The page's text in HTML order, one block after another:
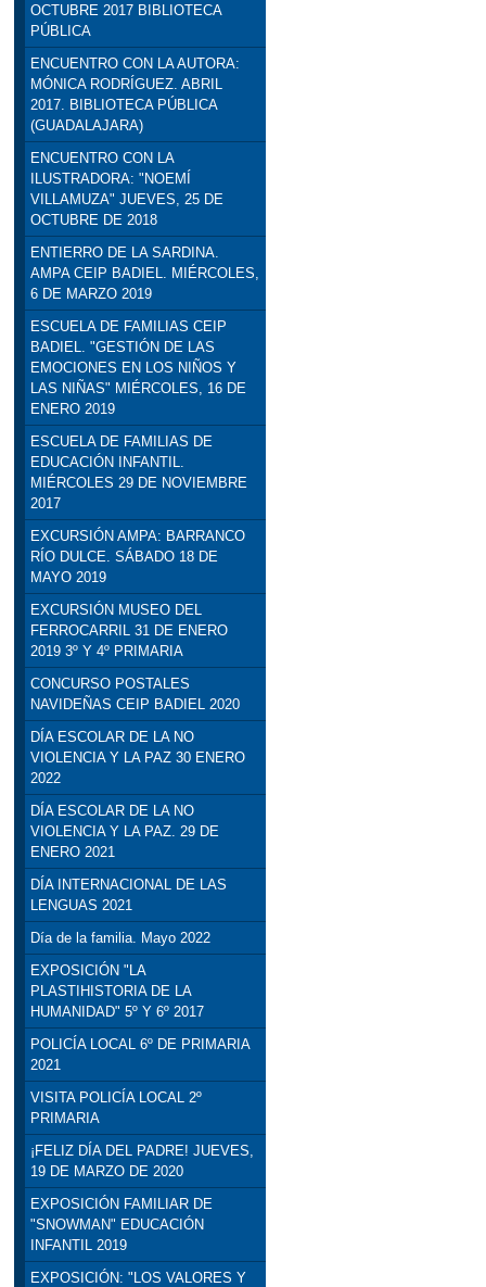
OCTUBRE 2017 BIBLIOTECA
PÚBLICA
ENCUENTRO CON LA AUTORA:
MÓNICA RODRÍGUEZ. ABRIL
2017. BIBLIOTECA PÚBLICA
(GUADALAJARA)
ENCUENTRO CON LA
ILUSTRADORA: "NOEMÍ
VILLAMUZA" JUEVES, 25 DE
OCTUBRE DE 2018
ENTIERRO DE LA SARDINA.
AMPA CEIP BADIEL. MIÉRCOLES,
6 DE MARZO 2019
ESCUELA DE FAMILIAS CEIP
BADIEL. "GESTIÓN DE LAS
EMOCIONES EN LOS NIÑOS Y
LAS NIÑAS" MIÉRCOLES, 16 DE
ENERO 2019
ESCUELA DE FAMILIAS DE
EDUCACIÓN INFANTIL.
MIÉRCOLES 29 DE NOVIEMBRE
2017
EXCURSIÓN AMPA: BARRANCO
RÍO DULCE. SÁBADO 18 DE
MAYO 2019
EXCURSIÓN MUSEO DEL
FERROCARRIL 31 DE ENERO
2019 3º Y 4º PRIMARIA
CONCURSO POSTALES
NAVIDEÑAS CEIP BADIEL 2020
DÍA ESCOLAR DE LA NO
VIOLENCIA Y LA PAZ 30 ENERO
2022
DÍA ESCOLAR DE LA NO
VIOLENCIA Y LA PAZ. 29 DE
ENERO 2021
DÍA INTERNACIONAL DE LAS
LENGUAS 2021
Día de la familia. Mayo 2022
EXPOSICIÓN "LA
PLASTIHISTORIA DE LA
HUMANIDAD" 5º Y 6º 2017
POLICÍA LOCAL 6º DE PRIMARIA
2021
VISITA POLICÍA LOCAL 2º
PRIMARIA
¡FELIZ DÍA DEL PADRE! JUEVES,
19 DE MARZO DE 2020
EXPOSICIÓN FAMILIAR DE
"SNOWMAN" EDUCACIÓN
INFANTIL 2019
EXPOSICIÓN: "LOS VALORES Y